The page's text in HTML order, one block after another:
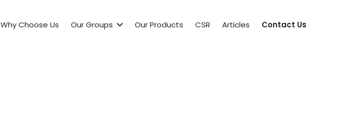
Why Choose Us Our Groups Our Products CSR Articles Contact Us